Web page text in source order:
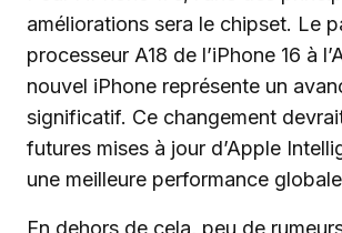
améliorations sera le chipset. Le
processeur A18 de l’iPhone 16 à
nouvel iPhone représente un
significatif. Ce changement
futures mises à jour d’Apple
une meilleure performance
En dehors de cela, peu de